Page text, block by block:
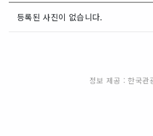
등록된 사진이 없습니다.
정보 제공 : 한국관